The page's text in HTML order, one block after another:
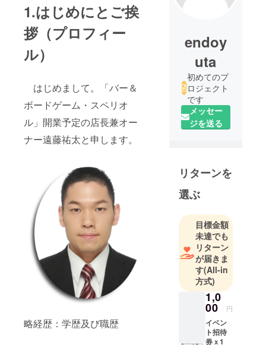
1.はじめにとご挨
拶（プロフィー
ル）
はじめまして。「バー＆
ボードゲーム・スペリオ
ル」開業予定の店長兼オー
ナー遠藤祐太と申します。
略経歴：学歴及び職歴
endoy
uta
初めてのプ
ロジェクト
です
メッセー
ジを送る
リターンを
選ぶ
目標金額
未達でも
リターン
が届きま
す(All-in
方式)
1,0
00 円
イベン
ト招待
券ｘ1